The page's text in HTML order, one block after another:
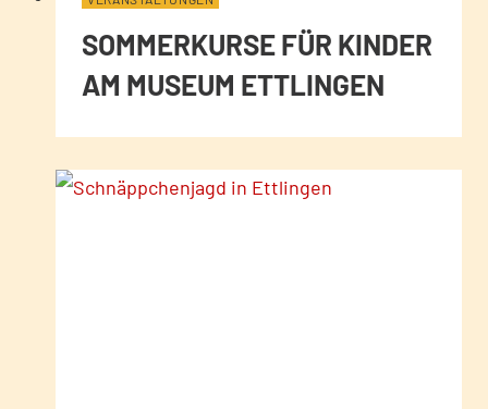
SOMMERKURSE FÜR KINDER
AM MUSEUM ETTLINGEN